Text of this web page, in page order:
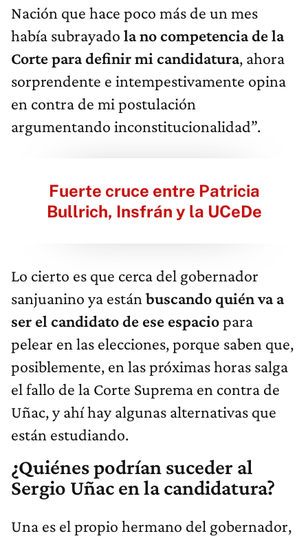
Nación que hace poco más de un mes
había subrayado la no competencia de la
Corte para definir mi candidatura, ahora
sorprendente e intempestivamente opina
en contra de mi postulación
argumentando inconstitucionalidad”.
Fuerte cruce entre Patricia
Bullrich, Insfrán y la UCeDe
Lo cierto es que cerca del gobernador
sanjuanino ya están buscando quién va a
ser el candidato de ese espaciopara
pelear en las elecciones, porque saben que,
posiblemente, en las próximas horas salga
el fallo de la Corte Suprema en contra de
Uñac, y ahí hay algunas alternativas que
están estudiando.
¿Quiénes podrían suceder al
Sergio Uñac en la candidatura?
Una es el propio hermano del gobernador,